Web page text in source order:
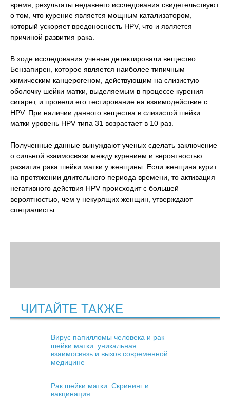
время, результаты недавнего исследования свидетельствуют
о том, что курение является мощным катализатором,
который ускоряет вредоносность HPV, что и является
причиной развития рака.
В ходе исследования ученые детектировали вещество
Бензапирен, которое является наиболее типичным
химическим канцерогеном, действующим на слизистую
оболочку шейки матки, выделяемым в процессе курения
сигарет, и провели его тестирование на взаимодействие с
HPV. При наличии данного вещества в слизистой шейки
матки уровень HPV типа 31 возрастает в 10 раз.
Полученные данные вынуждают ученых сделать заключение
о сильной взаимосвязи между курением и вероятностью
развития рака шейки матки у женщины. Если женщина курит
на протяжении длительного периода времени, то активация
негативного действия HPV происходит с большей
вероятностью, чем у некурящих женщин, утверждают
специалисты.
ЧИТАЙТЕ ТАКЖЕ
Вирус папилломы человека и рак
шейки матки: уникальная
взаимосвязь и вызов современной
медицине
Рак шейки матки. Скрининг и
вакцинация